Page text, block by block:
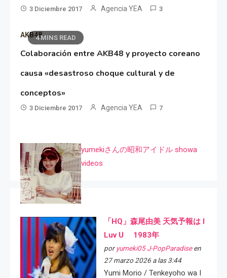
3 Diciembre 2017 Agencia YEA 3
4 MINS READ
AKB48
Colaboración entre AKB48 y proyecto coreano
causa «desastroso choque cultural y de
conceptos»
3 Diciembre 2017 Agencia YEA 7
yumekiさんの昭和アイドル showa
videos
「HQ」森尾由美 天気予報は I
Luv U 1983年
por yumeki05 J-PopParadiseen
27 marzo 2026 a las 3:44
Yumi Morio / Tenkeyoho wa I